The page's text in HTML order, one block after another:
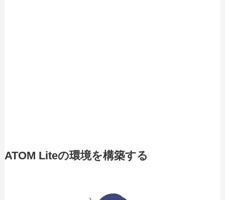
ATOM Liteの環境を構築する